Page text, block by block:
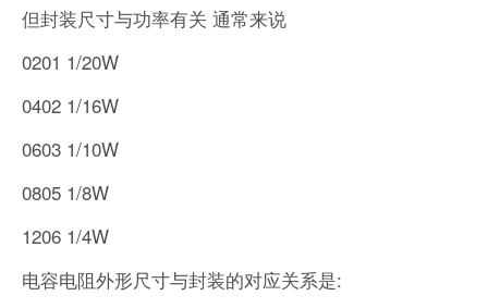
但封装尺寸与功率有关 通常来说
0201 1/20W
0402 1/16W
0603 1/10W
0805 1/8W
1206 1/4W
电容电阻外形尺寸与封装的对应关系是: